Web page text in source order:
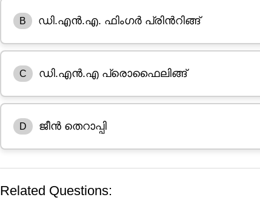
B ഡി.എൻ.എ. ഫിംഗർ പ്രിൻറിങ്ങ്
C ഡി.എൻ.എ പ്രൊഫൈലിങ്ങ്
D ജീൻ തെറാപ്പി
Related Questions: